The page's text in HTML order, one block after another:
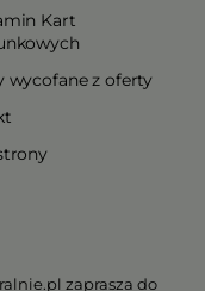
Kart
wycofane z oferty
zaprasza do